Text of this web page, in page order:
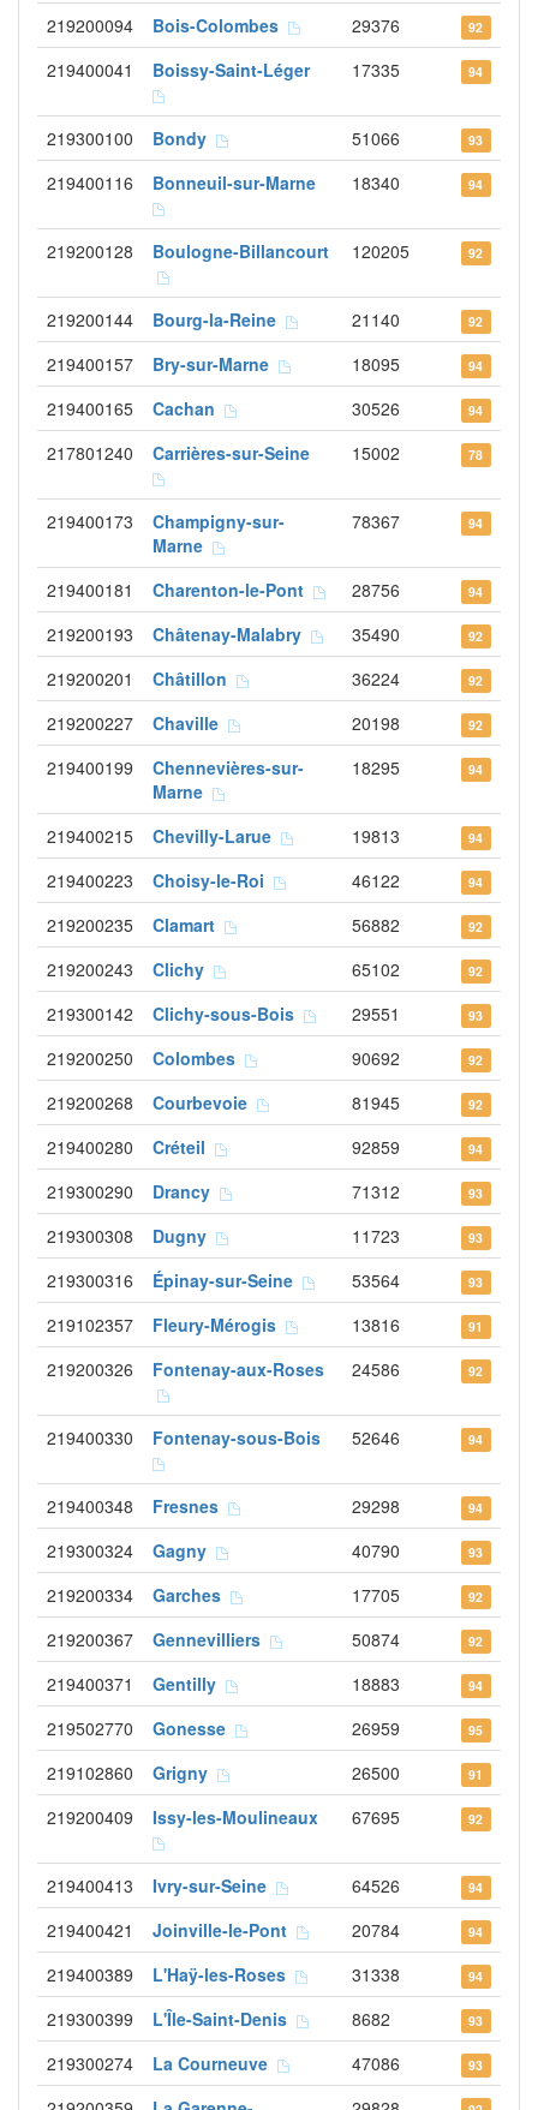
219200094 Bois-Colombes 29376 92
219400041 Boissy-Saint-Léger 17335 94
219300100 Bondy 51066 93
219400116 Bonneuil-sur-Marne 18340 94
219200128 Boulogne-Billancourt 120205 92
219200144 Bourg-la-Reine 21140 92
219400157 Bry-sur-Marne 18095 94
219400165 Cachan 30526 94
217801240 Carrières-sur-Seine 15002 78
219400173
Champigny-sur-
Marne
78367 94
219400181 Charenton-le-Pont 28756 94
219200193 Châtenay-Malabry 35490 92
219200201 Châtillon 36224 92
219200227 Chaville 20198 92
219400199
Chennevières-sur-
Marne
18295 94
219400215 Chevilly-Larue 19813 94
219400223 Choisy-le-Roi 46122 94
219200235 Clamart 56882 92
219200243 Clichy 65102 92
219300142 Clichy-sous-Bois 29551 93
219200250 Colombes 90692 92
219200268 Courbevoie 81945 92
219400280 Créteil 92859 94
219300290 Drancy 71312 93
219300308 Dugny 11723 93
219300316 Épinay-sur-Seine 53564 93
219102357 Fleury-Mérogis 13816 91
219200326 Fontenay-aux-Roses 24586 92
219400330 Fontenay-sous-Bois 52646 94
219400348 Fresnes 29298 94
219300324 Gagny 40790 93
219200334 Garches 17705 92
219200367 Gennevilliers 50874 92
219400371 Gentilly 18883 94
219502770 Gonesse 26959 95
219102860 Grigny 26500 91
219200409 Issy-les-Moulineaux 67695 92
219400413 Ivry-sur-Seine 64526 94
219400421 Joinville-le-Pont 20784 94
219400389 L'Haÿ-les-Roses 31338 94
219300399 L'Île-Saint-Denis 8682 93
219300274 La Courneuve 47086 93